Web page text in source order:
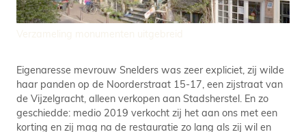
Eigenaresse mevrouw Snelders was zeer expliciet, zij wilde
haar panden op de Noorderstraat 15-17, een zijstraat van
de Vijzelgracht, alleen verkopen aan Stadsherstel. En zo
geschiedde: medio 2019 verkocht zij het aan ons met een
korting en zij mag na de restauratie zo lang als zij wil en